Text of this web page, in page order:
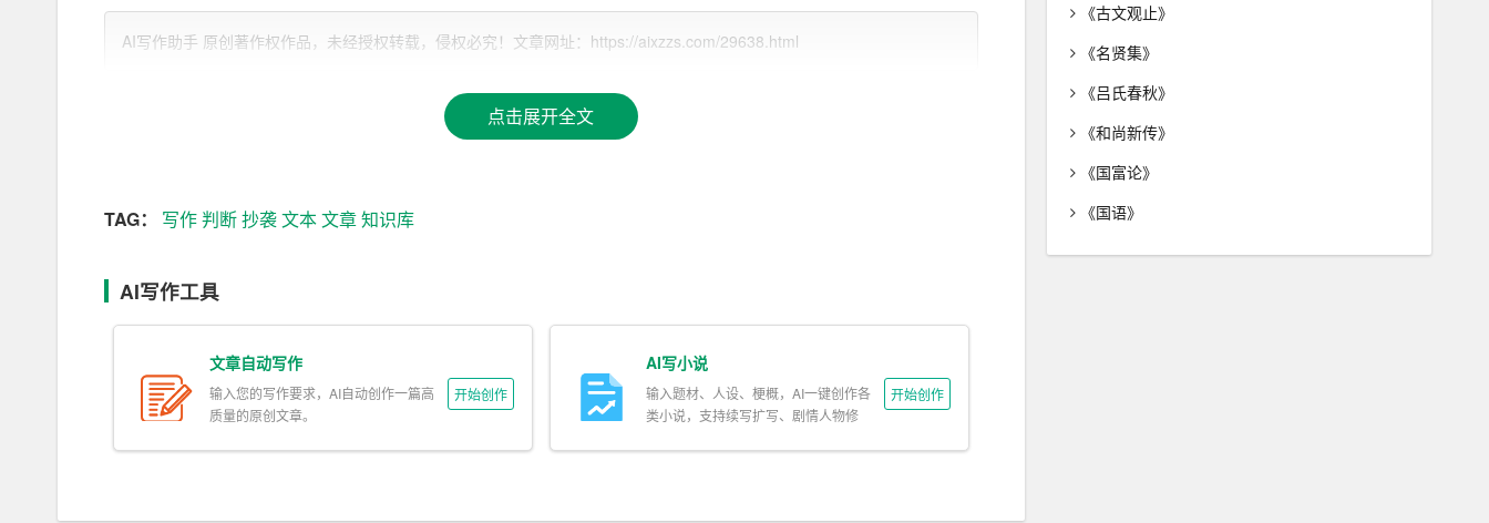
数据训练，使模型具备理解和生成文本的能力。在训练过程中，AI模型学习了语言的规律、词汇的搭配以及句子
AI写作工具在判断抄袭时，首先需要将其生成的文章与已知的知识库进行比对。然而，现有的知识库往往无法涵
盖所有的文本，这就导致了AI在判断抄袭时可能存在盲区。
2. 语言表达的多样性
人类在表达相同观点时，可能会采用不同的语言表达方式。这使得AI在判断抄袭时，需要识别出文章中的同义表
达，从而避免误判。
3. 创作的模糊性
AI写作助手 原创著作权作品，未经授权转载，侵权必究！文章网址：https://aixzzs.com/29638.html
点击展开全文
TAG： 写作判断抄袭文本文章知识库
AI写作工具
文章自动写作
输入您的写作要求，AI自动创作一篇高
质量的原创文章。
开始创作
AI写小说
输入题材、人设、梗概，AI一键创作各
类小说，支持续写扩写、剧情人物修
开始创作
《古文观止》
《名贤集》
《吕氏春秋》
《和尚新传》
《国富论》
《国语》